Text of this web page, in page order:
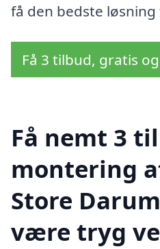
få den bedste
Få 3 tilbud, gratis
Få nemt 3
montering
Store
være tryg